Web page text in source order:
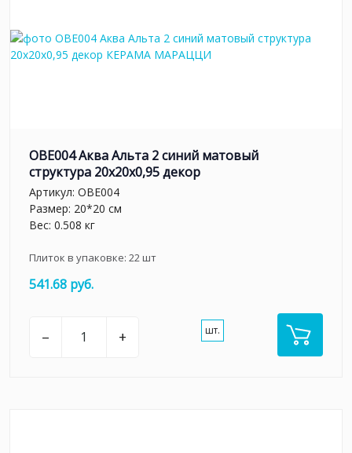
OBE004 Аква Альта 2 синий матовый
структура 20x20x0,95 декор
Артикул: OBE004
Размер: 20*20 см
Вес: 0.508 кг
Плиток в упаковке: 22шт
541.68 руб.
– + шт.